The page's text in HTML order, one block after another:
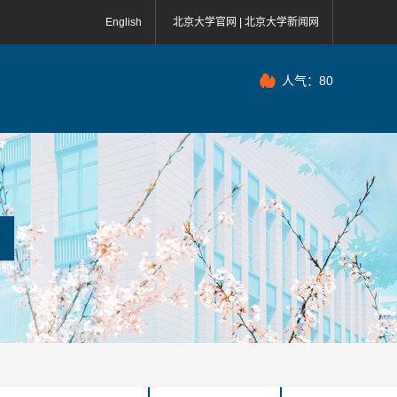
English 北京大学官网 | 北京大学新闻网
人气： 80